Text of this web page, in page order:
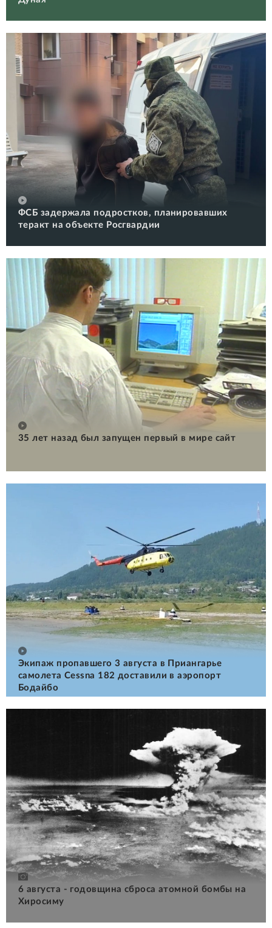
ФСБ задержала подростков, планировавших
теракт на объекте Росгвардии
35 лет назад был запущен первый в мире сайт
Экипаж пропавшего 3 августа в Приангарье
самолета Cessna 182 доставили в аэропорт
Бодайбо
6 августа - годовщина сброса атомной бомбы на
Хиросиму